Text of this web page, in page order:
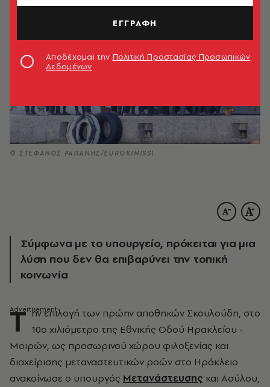
© ΣΤΕΦΑΝΟΣ ΡΑΠΑΝΗΣ/EUROKINISSI
Σύμφωνα με το υπουργείο, πρόκειται για μια
λύση που δεν θα επιβαρύνει την τοπική
κοινωνία
Τ ην επιλογή των πρώην αποθηκών Σκουλούδη, στο
10ο χιλιόμετρο της Εθνικής Οδού Ηρακλείου -
Μοιρών, ως προσωρινού χώρου φιλοξενίας και
διαχείρισης μεταναστευτικών ροών στο Ηράκλειο
ανακοίνωσε ο υπουργός Μετανάστευσης και Ασύλου,
ΕΓΓΡΑΦΗ
Αποδέχομαι την Πολιτική Προστασίας Προσωπικών
Δεδομένων